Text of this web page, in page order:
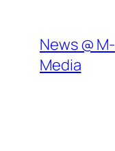
content
News @ M-
Media